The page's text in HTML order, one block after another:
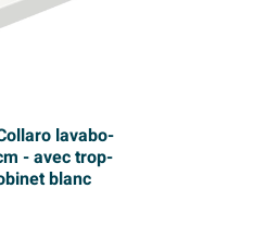
lavabo-
- avec trop-
blanc